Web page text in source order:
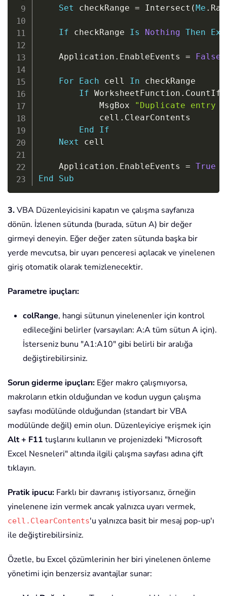
Set checkRange = Intersect (Me .
If checkRange Is Nothing Then
    Application
. EnableEvents = False
For Each cell In checkRange
If WorksheetFunction . CountIf
            MsgBox
"Duplicate entry
            cell
. ClearContents
End
If
Next cell
    Application
. EnableEvents = True
End
Sub
3.VBA Düzenleyicisini kapatın ve çalışma sayfanıza
dönün. İzlenen sütunda (burada, sütun A) bir değer
girmeyi deneyin. Eğer değer zaten sütunda başka bir
yerde mevcutsa, bir uyarı penceresi açılacak ve yinelenen
giriş otomatik olarak temizlenecektir.
Parametre ipuçları:
colRange, hangi sütunun yinelenenler için kontrol
edileceğini belirler (varsayılan: A:A tüm sütun A için).
İsterseniz bunu "A1:A10" gibi belirli bir aralığa
değiştirebilirsiniz.
Sorun giderme ipuçları: Eğer makro çalışmıyorsa,
makroların etkin olduğundan ve kodun uygun çalışma
sayfası modülünde olduğundan (standart bir VBA
modülünde değil) emin olun. Düzenleyiciye erişmek için
Alt + F11 tuşlarını kullanın ve projenizdeki "Microsoft
Excel Nesneleri" altında ilgili çalışma sayfası adına çift
tıklayın.
Pratik ipucu: Farklı bir davranış istiyorsanız, örneğin
yinelenene izin vermek ancak yalnızca uyarı vermek,
cell.ClearContents'u yalnızca basit bir mesaj pop-up'ı
ile değiştirebilirsiniz.
Özetle, bu Excel çözümlerinin her biri yinelenen önleme
yönetimi için benzersiz avantajlar sunar: